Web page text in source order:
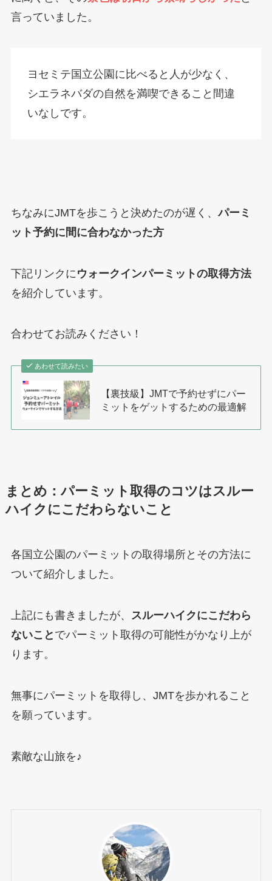
言っていました。
ヨセミテ国立公園に比べると人が少なく、
シエラネバダの自然を満喫できること間違
いなしです。
ちなみにJMTを歩こうと決めたのが遅く、パーミ
ット予約に間に合わなかった方
下記リンクに ウォークインパーミットの取得方法
を紹介しています。
合わせてお読みください！
あわせて読みたい
【裏技級】JMTで予約せずにパー
ミットをゲットするための最適解
まとめ：パーミット取得のコツはスルー
ハイクにこだわらないこと
各国立公園のパーミットの取得場所とその方法に
ついて紹介しました。
上記にも書きましたが、
スルーハイクにこだわら
ないこと でパーミット取得の可能性がかなり上が
ります。
無事にパーミットを取得し、JMTを歩かれること
を願っています。
素敵な山旅を♪